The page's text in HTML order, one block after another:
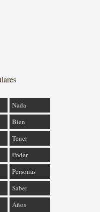
Nada
Bien
Tener
Poder
Personas
Saber
Años